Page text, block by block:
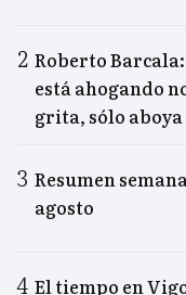
Roberto
está ahogando
grita, sólo aboya
Resumen
agosto
El tiempo en